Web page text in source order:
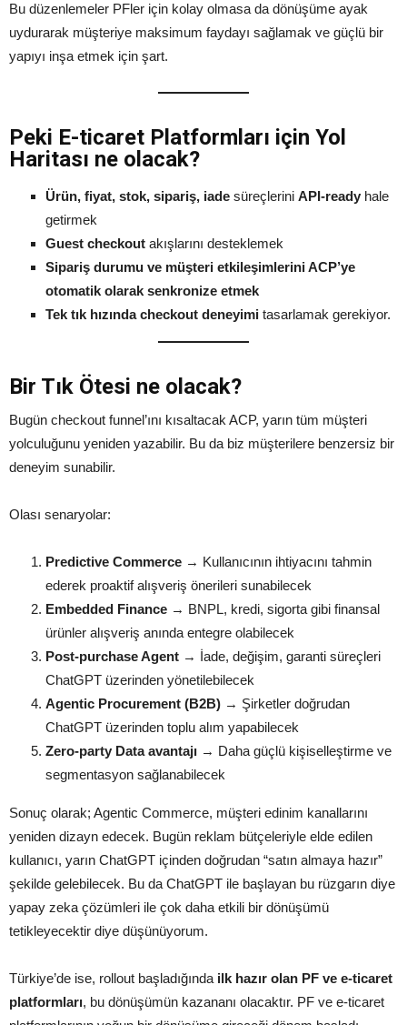
Bu düzenlemeler PFler için kolay olmasa da dönüşüme ayak
uydurarak müşteriye maksimum faydayı sağlamak ve güçlü bir
yapıyı inşa etmek için şart.
Peki E-ticaret Platformları için Yol
Haritası ne olacak?
Ürün, fiyat, stok, sipariş, iade süreçlerini API-ready hale
getirmek
Guest checkout akışlarını desteklemek
Sipariş durumu ve müşteri etkileşimlerini ACP’ye
otomatik olarak senkronize etmek
Tek tık hızında checkout deneyimi tasarlamak gerekiyor.
Bir Tık Ötesi ne olacak?
Bugün checkout funnel’ını kısaltacak ACP, yarın tüm müşteri
yolculuğunu yeniden yazabilir. Bu da biz müşterilere benzersiz bir
deneyim sunabilir.
Olası senaryolar:
Predictive Commerce → Kullanıcının ihtiyacını tahmin
ederek proaktif alışveriş önerileri sunabilecek
Embedded Finance → BNPL, kredi, sigorta gibi finansal
ürünler alışveriş anında entegre olabilecek
Post-purchase Agent → İade, değişim, garanti süreçleri
ChatGPT üzerinden yönetilebilecek
Agentic Procurement (B2B) → Şirketler doğrudan
ChatGPT üzerinden toplu alım yapabilecek
Zero-party Data avantajı → Daha güçlü kişiselleştirme ve
segmentasyon sağlanabilecek
Sonuç olarak; Agentic Commerce, müşteri edinim kanallarını
yeniden dizayn edecek. Bugün reklam bütçeleriyle elde edilen
kullanıcı, yarın ChatGPT içinden doğrudan “satın almaya hazır”
şekilde gelebilecek. Bu da ChatGPT ile başlayan bu rüzgarın diye
yapay zeka çözümleri ile çok daha etkili bir dönüşümü
tetikleyecektir diye düşünüyorum.
Türkiye’de ise, rollout başladığında ilk hazır olan PF ve e-ticaret
platformları, bu dönüşümün kazananı olacaktır. PF ve e-ticaret